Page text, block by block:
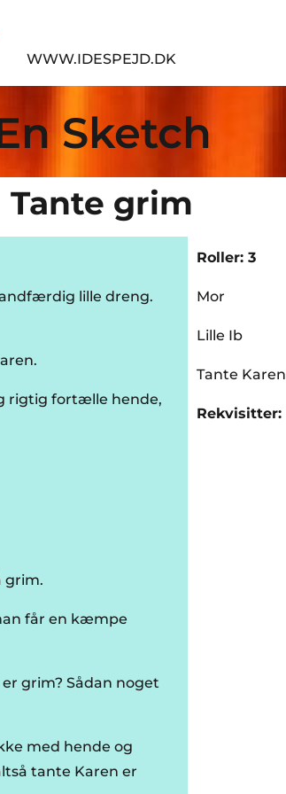
WWW.IDESPEJD.DK
Sketch
Tante grim
lille dreng.
rigtig fortælle hende,
grim.
får en kæmpe
grim? Sådan noget
med hende og
tante Karen er
Roller:3
Mor
Lille Ib
Tante Karen
Rekvisitter: